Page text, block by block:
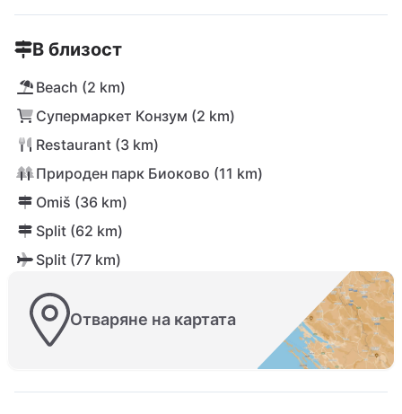
В близост
Beach (2 km)
Супермаркет Конзум (2 km)
Restaurant (3 km)
Природен парк Биоково (11 km)
Omiš (36 km)
Split (62 km)
Split (77 km)
Отваряне на картата